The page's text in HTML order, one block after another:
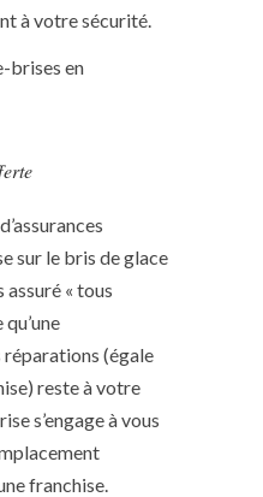
à votre sécurité.
brises en
sur le bris de glace
assuré « tous
(égale
reste à votre
s’engage à vous
franchise.